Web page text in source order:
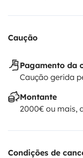
Caução
Pagamento da
Caução gerida
Montante
2000€ ou mais,
Condições de